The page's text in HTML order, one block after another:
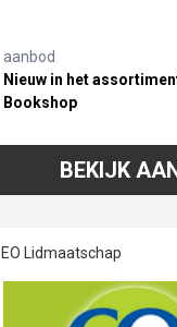
aanbod
Nieuw in het
Bookshop
BEKIJK
EO Lidmaatschap